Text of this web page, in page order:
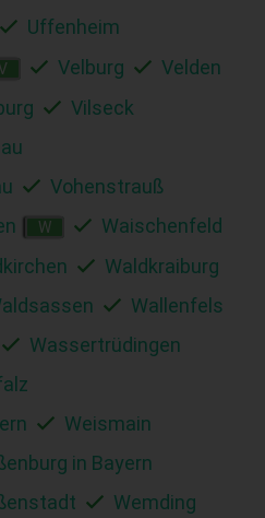
Uffenheim
V Velburg
Velden
Vilseck
Vohenstrauß
W
Waischenfeld
Waldkraiburg
Wallenfels
Wassertrüdingen
Weismain
in Bayern
Wemding